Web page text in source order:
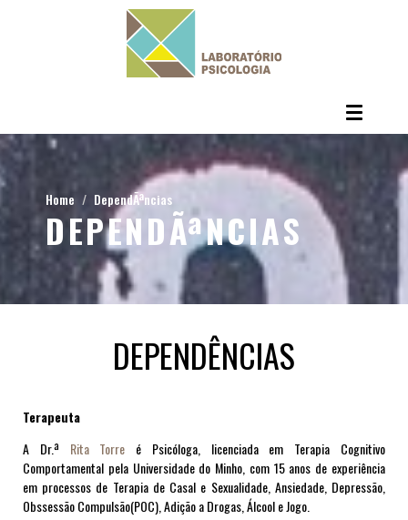
Home DependÃªncias
DEPENDÃªNCIAS
DEPENDÊNCIAS
Terapeuta
A Dr.ª Rita Torre é Psicóloga, licenciada em Terapia Cognitivo
Comportamental pela Universidade do Minho, com 15 anos de experiência
em processos de Terapia de Casal e Sexualidade, Ansiedade, Depressão,
Obssessão Compulsão(POC), Adição a Drogas, Álcool e Jogo